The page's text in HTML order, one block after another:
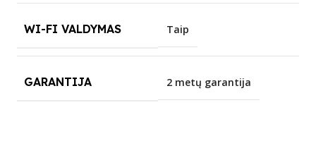
WI-FI VALDYMAS Taip
GARANTIJA 2 metų garantija